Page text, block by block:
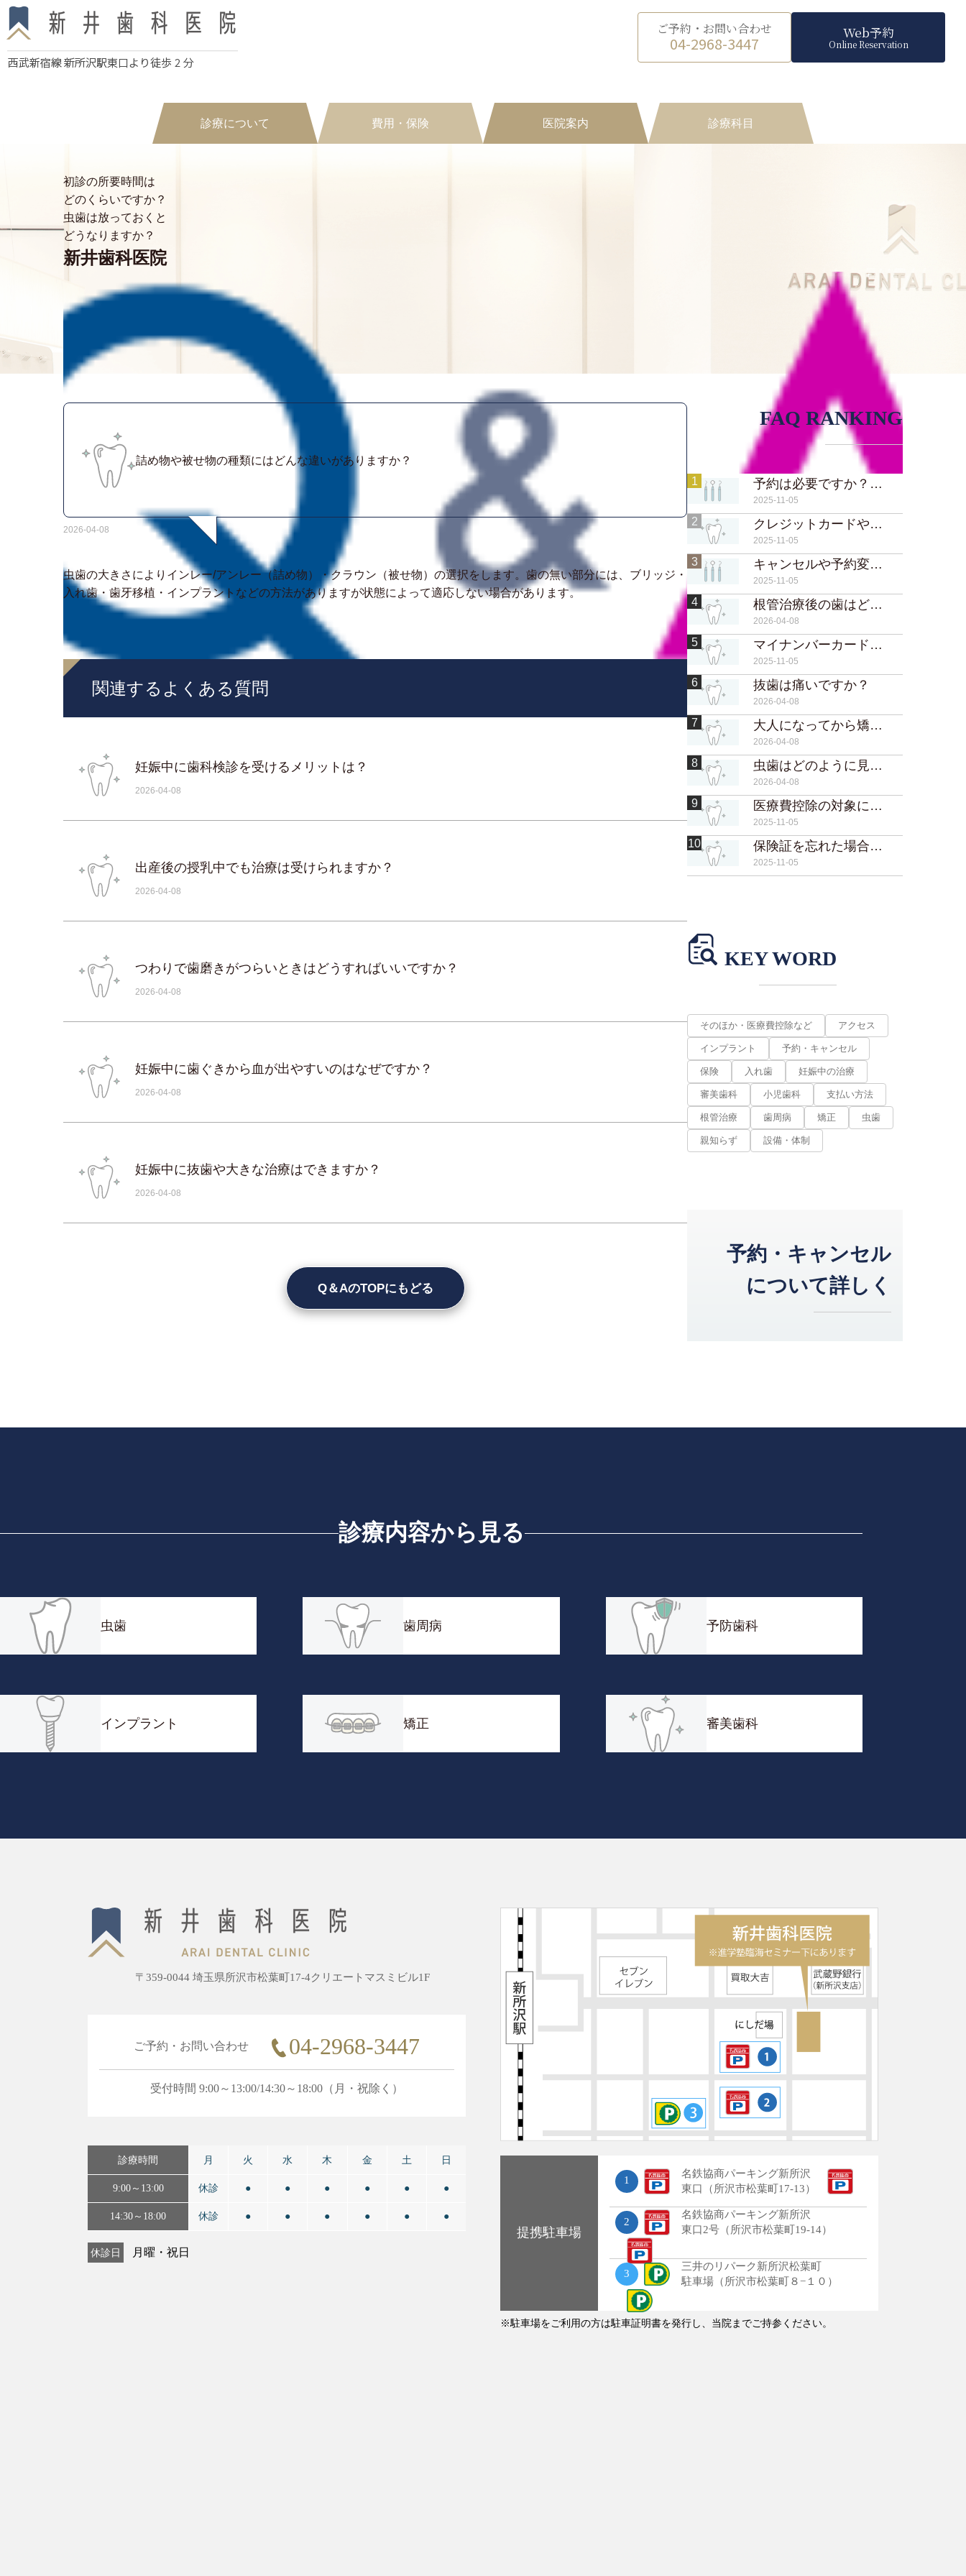
ご予約・お問い合わせ
04-2968-3447
Web予約
Online Reservation
診療について 費用・保険 医院案内 診療科目
初診の所要時間は
どのくらいですか？
虫歯は放っておくと
どうなりますか？
新井歯科医院
ポータル
詰め物や被せ物の種類にはどんな違いがありますか？
2026-04-08
虫歯の大きさによりインレー/アンレー（詰め物）・クラウン（被せ物）の選択をします。歯の無い部分には、ブリッジ・
入れ歯・歯牙移植・インプラントなどの方法がありますが状態によって適応しない場合があります。
関連するよくある質問
妊娠中に歯科検診を受けるメリットは？
2026-04-08
出産後の授乳中でも治療は受けられますか？
2026-04-08
つわりで歯磨きがつらいときはどうすればいいですか？
2026-04-08
妊娠中に歯ぐきから血が出やすいのはなぜですか？
2026-04-08
妊娠中に抜歯や大きな治療はできますか？
2026-04-08
Q＆AのTOPにもどる
FAQ RANKING
1 予約は必要ですか？当日予約や急患対応は可能ですか？
2025-11-05
2 クレジットカードや電子マネーは使えますか？
2025-11-05
3 キャンセルや予約変更はいつまでに連絡すればいいですか？
2025-11-05
4 根管治療後の歯はどのくらい持ちますか？
2026-04-08
5 マイナンバーカードの保険証でも取り扱えますか？
2025-11-05
6 抜歯は痛いですか？
2026-04-08
7 大人になってから矯正するメリットは？
2026-04-08
8 虫歯はどのように見つけられますか？
2026-04-08
9 医療費控除の対象になりますか？
2025-11-05
10 保険証を忘れた場合はどうなりますか？
2025-11-05
KEY WORD
そのほか・医療費控除など アクセス
インプラント 予約・キャンセル
保険 入れ歯 妊娠中の治療
審美歯科 小児歯科 支払い方法
根管治療 歯周病 矯正 虫歯
親知らず 設備・体制
予約・キャンセル
について詳しく
診療内容から見る
虫歯 歯周病 予防歯科
インプラント 矯正 審美歯科
〒359-0044 埼玉県所沢市松葉町17-4クリエートマスミビル1F
ご予約・お問い合わせ 04-2968-3447
受付時間 9:00～13:00/14:30～18:00 （月・祝除く）
診療時間 月 火 水 木 金 土 日
9:00～13:00 休診 ● ● ● ● ● ●
14:30～18:00 休診 ● ● ● ● ● ●
休診日 月曜・祝日
提携駐車場
1
名鉄協商パーキング新所沢
東口（所沢市松葉町17-13）
2
名鉄協商パーキング新所沢
東口2号（所沢市松葉町19-14）
3
三井のリパーク新所沢松葉町
駐車場（所沢市松葉町８−１０）
駐車場をご利用の方は駐車証明書を発行し、当院までご持参ください。